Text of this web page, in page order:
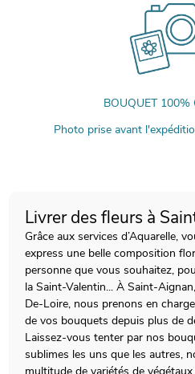
BOUQUET 100%
Photo prise avant
Livrer des fleurs à
Grâce aux services d’Aquarelle,
express une belle composition
personne que vous souhaitez,
la Saint-Valentin... À Saint-
De-Loire, nous prenons en
de vos bouquets depuis plus de
Laissez-vous tenter par nos
sublimes les uns que les autres,